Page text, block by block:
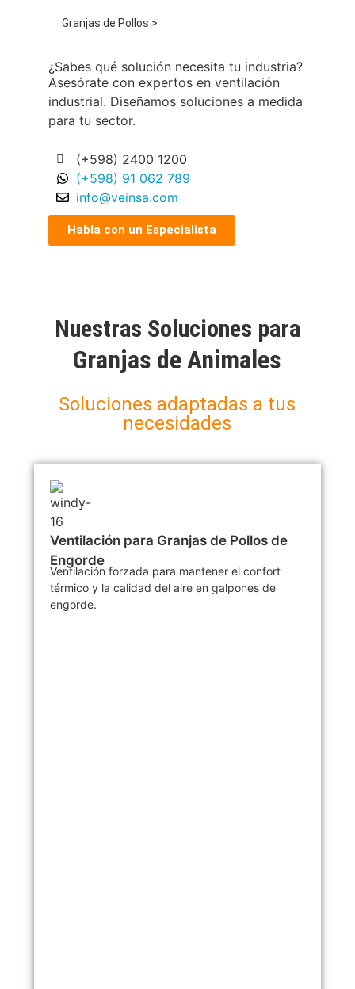
Granjas de Pollos >
¿Sabes qué solución necesita tu industria?
Asesórate con expertos en ventilación
industrial. Diseñamos soluciones a medida
para tu sector.
(+598) 2400 1200
(+598) 91 062 789
info@veinsa.com
Habla con un Especialista
Nuestras Soluciones para
Granjas de Animales
Soluciones adaptadas a tus
necesidades
Ventilación para Granjas de Pollos de
Engorde
Ventilación forzada para mantener el confort
térmico y la calidad del aire en galpones de
engorde.